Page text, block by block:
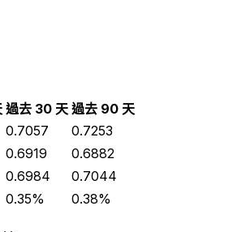
過去 30 天 過去 90 天
0.7057
0.7253
0.6919
0.6882
0.6984
0.7044
0.35% 0.38%